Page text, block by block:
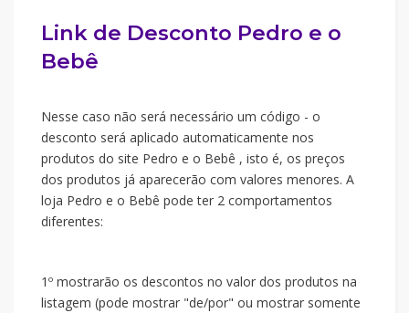
Link de Desconto Pedro e o
Bebê
Nesse caso não será necessário um código - o
desconto será aplicado automaticamente nos
produtos do site Pedro e o Bebê , isto é, os preços
dos produtos já aparecerão com valores menores. A
loja Pedro e o Bebê pode ter 2 comportamentos
diferentes:
1º mostrarão os descontos no valor dos produtos na
listagem (pode mostrar "de/por" ou mostrar somente